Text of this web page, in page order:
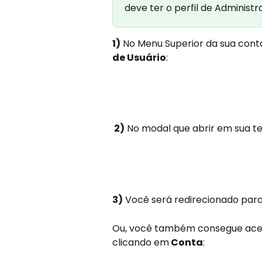
deve ter o perfil de
1) No Menu Superior da sua
de Usuário:
2) No modal que abrir em sua
3) Você será redirecionado
Ou, você também consegue
clicando em Conta: